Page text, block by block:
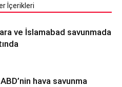
İçerikleri
ve İslamabad savunmada
hava savunma